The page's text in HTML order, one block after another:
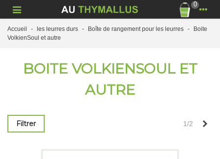
0
Accueil - les leurres durs - Boîte de rangement pour les leurres -
Boite
VolkienSoul et autre
BOITE VOLKIENSOUL ET
AUTRE
Filtrer 1/2